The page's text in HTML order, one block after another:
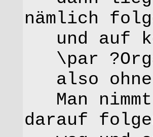
nämlich
und auf
\par
also ohne
Man
darauf